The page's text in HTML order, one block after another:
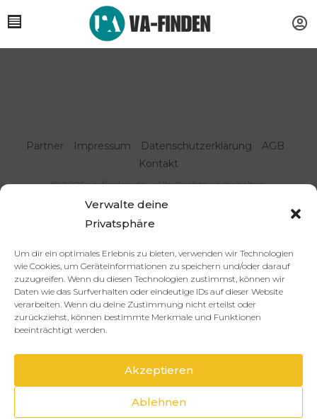
Verwalte deine
Privatsphäre
Um dir ein optimales Erlebnis zu bieten, verwenden wir Technologien
wie Cookies, um Geräteinformationen zu speichern und/oder darauf
zuzugreifen. Wenn du diesen Technologien zustimmst, können wir
Daten wie das Surfverhalten oder eindeutige IDs auf dieser Website
verarbeiten. Wenn du deine Zustimmung nicht erteilst oder
zurückziehst, können bestimmte Merkmale und Funktionen
beeinträchtigt werden.
Akzeptieren
Ablehnen
© 2025 va-finden.de – Alle Rechte vorbehalten.
Partner Impressum Datenschutzerklärung
AGB
Kontakt
Virtuelle Assistenz & Freelancer
finden | VA Expert:innenportal